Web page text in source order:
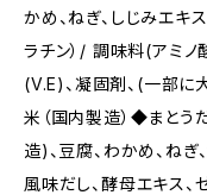
かめ、ねぎ、しじみエキ
ラチン）/ 調味料(アミ
(V.E)、凝固剤、(一部に
米（国内製造）◆まとう
造)、豆腐、わかめ、ねぎ
風味だし、酵母エキス